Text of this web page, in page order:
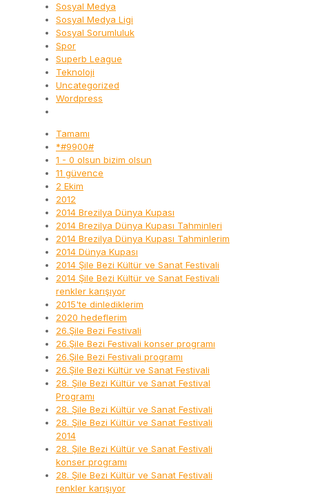
Sosyal Medya
Sosyal Medya Ligi
Sosyal Sorumluluk
Spor
Superb League
Teknoloji
Uncategorized
Wordpress
Tamamı
*#9900#
1 - 0 olsun bizim olsun
11 güvence
2 Ekim
2012
2014 Brezilya Dünya Kupası
2014 Brezilya Dünya Kupası Tahminleri
2014 Brezilya Dünya Kupası Tahminlerim
2014 Dünya Kupası
2014 Şile Bezi Kültür ve Sanat Festivali
2014 Şile Bezi Kültür ve Sanat Festivali
renkler karışıyor
2015'te dinlediklerim
2020 hedeflerim
26.Şile Bezi Festivali
26.Şile Bezi Festivali konser programı
26.Şile Bezi Festivali programı
26.Şile Bezi Kültür ve Sanat Festivali
28. Şile Bezi Kültür ve Sanat Festival
Programı
28. Şile Bezi Kültür ve Sanat Festivali
28. Şile Bezi Kültür ve Sanat Festivali
2014
28. Şile Bezi Kültür ve Sanat Festivali
konser programı
28. Şile Bezi Kültür ve Sanat Festivali
renkler karışıyor